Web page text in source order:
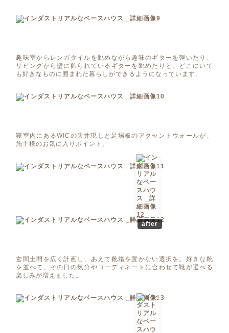
趣味室からレンガタイルを眺めながら趣味のギターを弾いたり、
リビングから壁に飾られているギターを眺めたりと、どこにいて
も好きなものに囲まれた暮らしができるようになっています。
寝室内にあるWICの天井現しと足場板のアクセントウォールが、
施主様のお気に入りポイント。
after
玄関土間を広く計画し、あえて靴箱を置かない選択を。好きな靴
を並べて、その日の気分やコーディネートに合わせて靴が選べる
楽しみが増えました。